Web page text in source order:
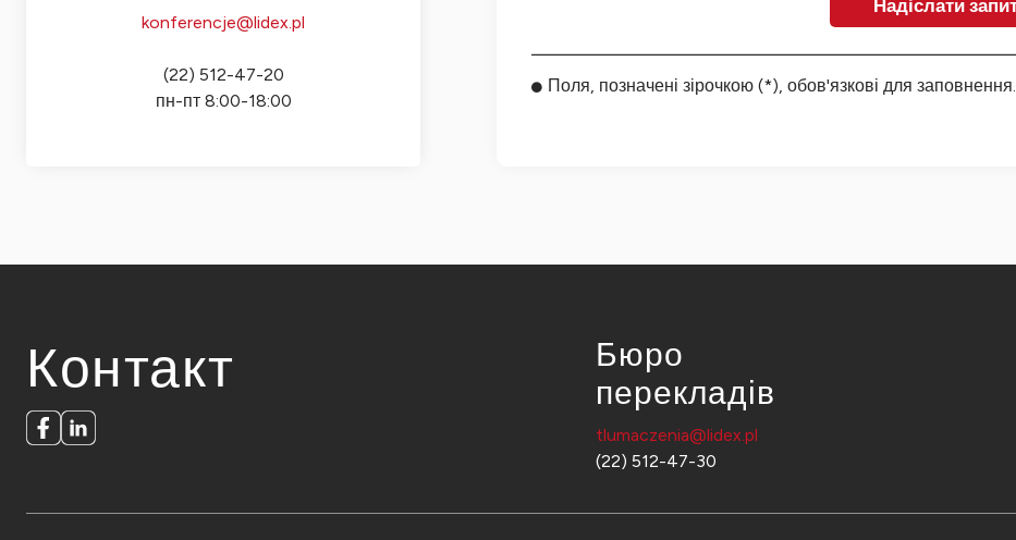
konferencje@lidex.pl
(22) 512-47-20
пн-пт 8:00-18:00
Поля, позначені зірочкою (*), обов'язкові для заповнення.
Контакт
Бюро
перекладів
tlumaczenia@lidex.pl
(22) 512-47-30